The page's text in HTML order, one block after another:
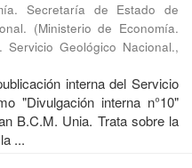
Secretaría de Estado de
(Ministerio de Economía.
Geológico Nacional.,
interna del Servicio
"Divulgación interna n°10"
B.C.M. Unia. Trata sobre la
...